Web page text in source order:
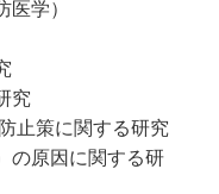
医学）
究
止策に関する研究
の原因に関する研